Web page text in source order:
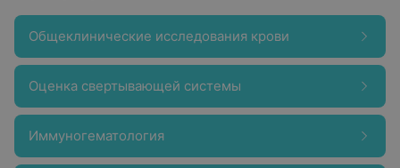
Общеклинические исследования крови
Оценка свертывающей системы
Иммуногематология